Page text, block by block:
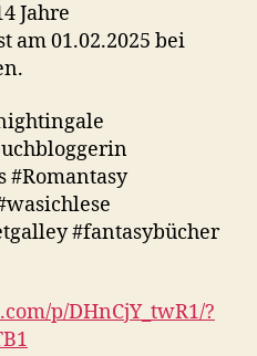
Jahre
am 01.02.2025 bei
#Romantasy
#fantasybücher
p/DHnCjY_twR1/?